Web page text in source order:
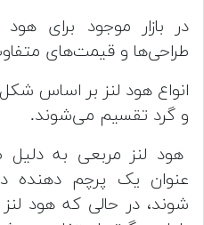
در بازار موجود برای
طراحی‌ها و قیمت‌های
انواع هود لنز بر اساس
و گرد تقسیم می‌شوند.
هود لنز مربعی به دلیل
عنوان یک پرچم دهنده
شوند، در حالی که هود لنز